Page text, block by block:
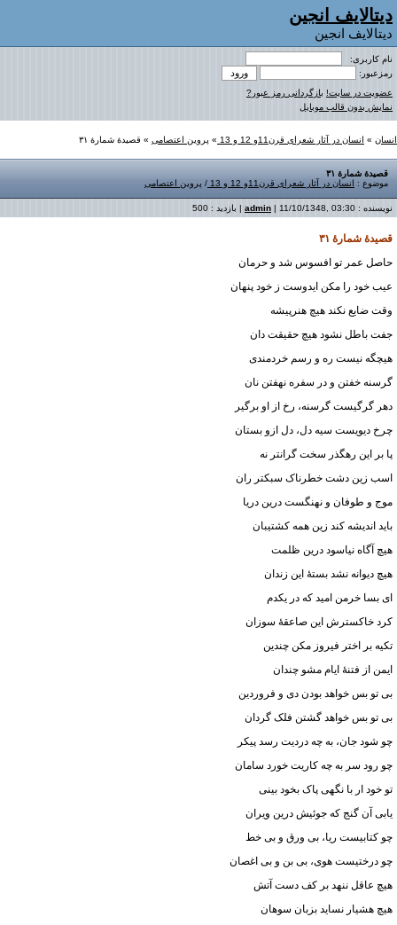
دیتالایف انجین
دیتالایف انجین
نام کاربری:
رمزعبور:
عضویت در سایت! بازگردانی رمز عبور?
نمایش بدون قالب موبایل
انسان » انسان در آثار شعرای قرن11و 12 و 13 » پروین اعتصامی » قصیدهٔ شمارهٔ ۳۱
قصیدهٔ شمارهٔ ۳۱
موضوع : انسان در آثار شعرای قرن11و 12 و 13 / پروین اعتصامی
نویسنده : admin | 11/10/1348, 03:30 | بازدید : 500
قصیدهٔ شمارهٔ ۳۱
حاصل عمر تو افسوس شد و حرمان
عیب خود را مکن ایدوست ز خود پنهان
وقت ضایع نکند هیچ هنرپیشه
جفت باطل نشود هیچ حقیقت دان
هیچگه نیست ره و رسم خردمندی
گرسنه خفتن و در سفره نهفتن نان
دهر گرگیست گرسنه، رخ از او برگیر
چرخ دیویست سیه دل، دل ازو بستان
پا بر این رهگذر سخت گرانتر نه
اسب زین دشت خطرناک سبکتر ران
موج و طوفان و نهنگست درین دریا
باید اندیشه کند زین همه کشتیبان
هیچ آگاه نیاسود درین ظلمت
هیچ دیوانه نشد بستهٔ این زندان
ای بسا خرمن امید که در یکدم
کرد خاکسترش این صاعقهٔ سوزان
تکیه بر اختر فیروز مکن چندین
ایمن از فتنهٔ ایام مشو چندان
بی تو بس خواهد بودن دی و فروردین
بی تو بس خواهد گشتن فلک گردان
چو شود جان، به چه دردیت رسد پیکر
چو رود سر به چه کاریت خورد سامان
تو خود ار با نگهی پاک بخود بینی
یابی آن گنج که جوئیش درین ویران
چو کتابیست ریا، بی ورق و بی خط
چو درختیست هوی، بی بن و بی اغصان
هیچ عاقل ننهد بر کف دست آتش
هیچ هشیار نساید بزبان سوهان